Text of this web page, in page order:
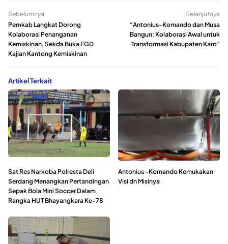
Sebelumnya
Pemkab Langkat Dorong
Kolaborasi Penanganan
Kemiskinan, Sekda Buka FGD
Kajian Kantong Kemiskinan
Selanjutnya
“Antonius-Komando dan Musa
Bangun: Kolaborasi Awal untuk
Transformasi Kabupaten Karo”
Artikel Terkait
Sat Res Narkoba Polresta Deli
Serdang Menangkan Pertandingan
Sepak Bola Mini Soccer Dalam
Rangka HUT Bhayangkara Ke-78
Antonius -Komando Kemukakan
Visi dn Misinya